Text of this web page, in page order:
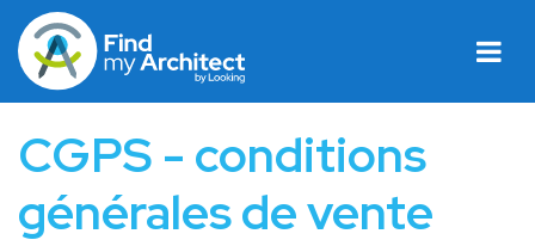
CGPS - conditions
générales de vente